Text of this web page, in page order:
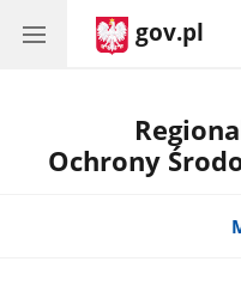
gov.pl
Ochrony